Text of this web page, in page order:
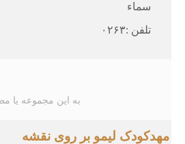
سماء
تلفن :۰۲۶۳
به این مجموعه یا
مهدکودک لیمو بر روی نقشه